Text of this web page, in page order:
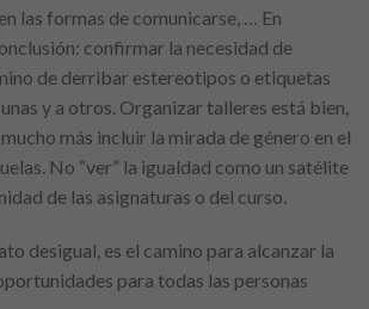
las formas de comunicarse, … En
confirmar la necesidad de
de derribar estereotipos o etiquetas
y a otros. Organizar talleres está bien,
más incluir la mirada de género en el
No “ver” la igualdad como un satélite
de las asignaturas o del curso.
desigual, es el camino para alcanzar la
para todas las personas